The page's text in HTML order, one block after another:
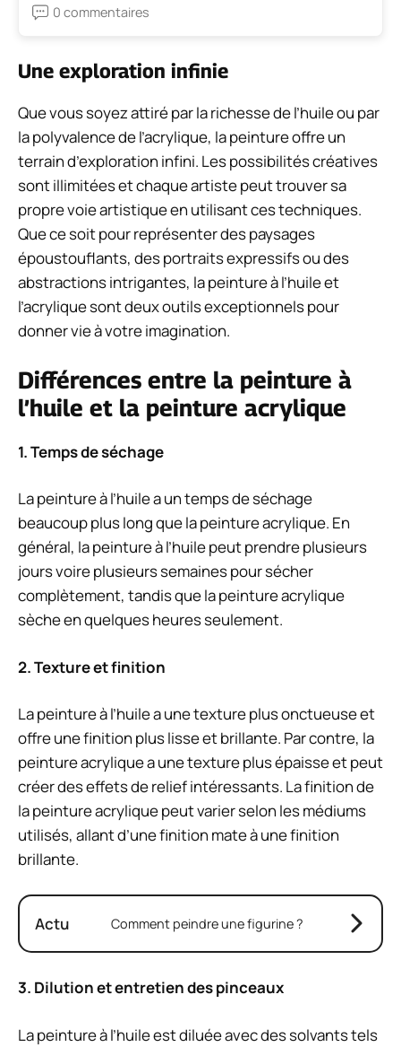
0 commentaires
Une exploration infinie
Que vous soyez attiré par la richesse de l’huile ou par
la polyvalence de l’acrylique, la peinture offre un
terrain d’exploration infini. Les possibilités créatives
sont illimitées et chaque artiste peut trouver sa
propre voie artistique en utilisant ces techniques.
Que ce soit pour représenter des paysages
époustouflants, des portraits expressifs ou des
abstractions intrigantes, la peinture à l’huile et
l’acrylique sont deux outils exceptionnels pour
donner vie à votre imagination.
Différences entre la peinture à
l’huile et la peinture acrylique
1. Temps de séchage
La peinture à l’huile a un temps de séchage
beaucoup plus long que la peinture acrylique. En
général, la peinture à l’huile peut prendre plusieurs
jours voire plusieurs semaines pour sécher
complètement, tandis que la peinture acrylique
sèche en quelques heures seulement.
2. Texture et finition
La peinture à l’huile a une texture plus onctueuse et
offre une finition plus lisse et brillante. Par contre, la
peinture acrylique a une texture plus épaisse et peut
créer des effets de relief intéressants. La finition de
la peinture acrylique peut varier selon les médiums
utilisés, allant d’une finition mate à une finition
brillante.
Actu Comment peindre une figurine ?
3. Dilution et entretien des pinceaux
La peinture à l’huile est diluée avec des solvants tels